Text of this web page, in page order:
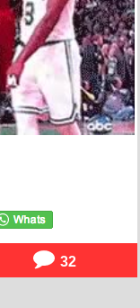
32